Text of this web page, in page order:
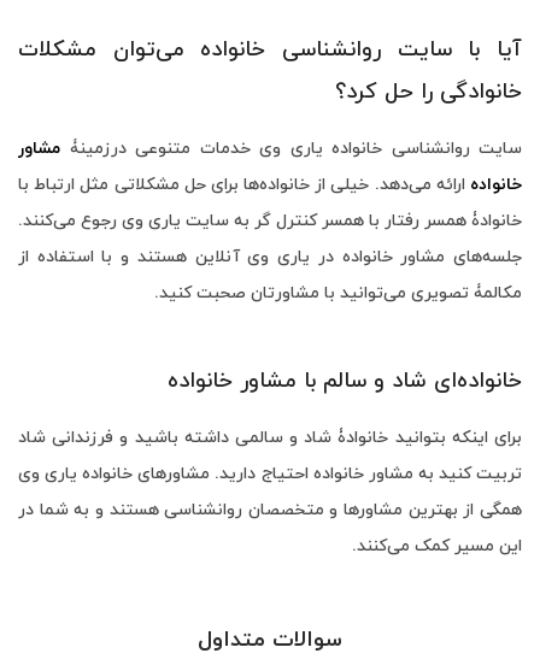
آیا با سایت روانشناسی خانواده می‌توان مشکلات
خانوادگی را حل کرد؟
سایت روانشناسی خانواده یاری وی خدمات متنوعی درزمینۀ مشاور
خانواده ارائه می‌دهد. خیلی از خانواده‌ها برای حل مشکلاتی مثل ارتباط با
خانوادۀ همسر رفتار با همسر کنترل گر به سایت یاری وی رجوع می‌کنند.
جلسه‌های مشاور خانواده در یاری وی آنلاین هستند و با استفاده از
مکالمۀ تصویری می‌توانید با مشاورتان صحبت کنید.
خانواده‌ای شاد و سالم با مشاور خانواده
برای اینکه بتوانید خانوادۀ شاد و سالمی داشته باشید و فرزندانی شاد
تربیت کنید به مشاور خانواده احتیاج دارید. مشاورهای خانواده یاری وی
همگی از بهترین مشاورها و متخصصان روانشناسی هستند و به شما در
این مسیر کمک می‌کنند.
سوالات متداول